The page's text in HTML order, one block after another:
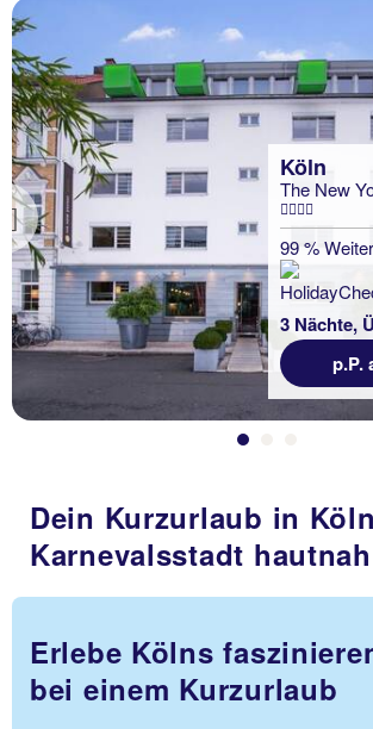
Previous
Köln
The New
99 %
3 Nächte,
p.P.
Dein Kurzurlaub in
Karnevalsstadt
Erlebe Kölns
bei einem Kurzurlaub